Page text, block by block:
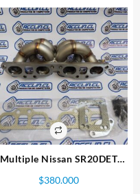
Multiple Nissan SR20DET
T3/T4 en 3mm
$380.000